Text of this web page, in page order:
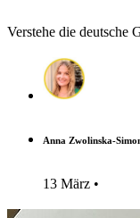
Verstehe die deutsche
Anna Zwolinska-
13 März •